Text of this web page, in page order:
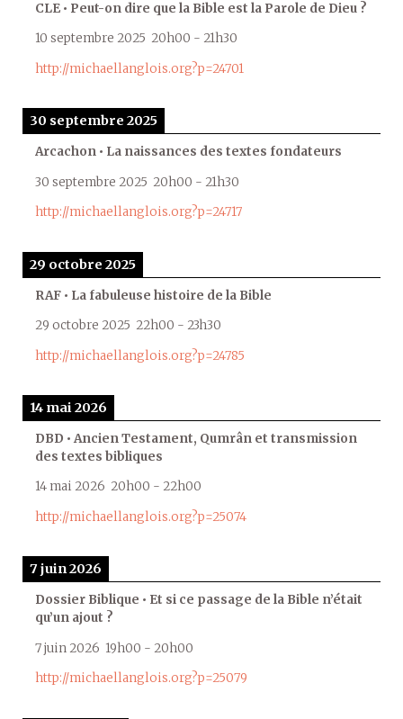
CLE • Peut-on dire que la Bible est la Parole de Dieu ?
10 septembre 2025 20h00 - 21h30
http://michaellanglois.org?p=24701
30 septembre 2025
Arcachon • La naissances des textes fondateurs
30 septembre 2025 20h00 - 21h30
http://michaellanglois.org?p=24717
29 octobre 2025
RAF • La fabuleuse histoire de la Bible
29 octobre 2025 22h00 - 23h30
http://michaellanglois.org?p=24785
14 mai 2026
DBD • Ancien Testament, Qumrân et transmission
des textes bibliques
14 mai 2026 20h00 - 22h00
http://michaellanglois.org?p=25074
7 juin 2026
Dossier Biblique • Et si ce passage de la Bible n’était
qu’un ajout ?
7 juin 2026 19h00 - 20h00
http://michaellanglois.org?p=25079